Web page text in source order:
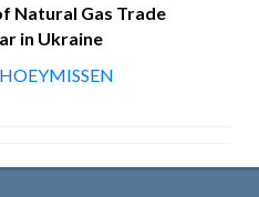
Natural Gas Trade
in Ukraine